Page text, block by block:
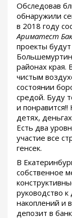
Обследовав
обнаружили
в 2018 году
Ариматест
проекты
районах
чистым
состоянии
средой. Буду
и
детях,
Есть два
участие все
генсек.
В
собственное
руководство
накоплений и
депозит в